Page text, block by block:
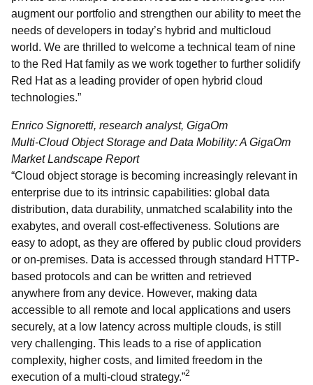
augment our portfolio and strengthen our ability to meet the
needs of developers in today’s hybrid and multicloud
world. We are thrilled to welcome a technical team of nine
to the Red Hat family as we work together to further solidify
Red Hat as a leading provider of open hybrid cloud
technologies.”
Enrico Signoretti, research analyst, GigaOm
Multi-Cloud Object Storage and Data Mobility: A GigaOm
Market Landscape Report
“Cloud object storage is becoming increasingly relevant in
enterprise due to its intrinsic capabilities: global data
distribution, data durability, unmatched scalability into the
exabytes, and overall cost-effectiveness. Solutions are
easy to adopt, as they are offered by public cloud providers
or on-premises. Data is accessed through standard HTTP-
based protocols and can be written and retrieved
anywhere from any device. However, making data
accessible to all remote and local applications and users
securely, at a low latency across multiple clouds, is still
very challenging. This leads to a rise of application
complexity, higher costs, and limited freedom in the
execution of a multi-cloud strategy.”2